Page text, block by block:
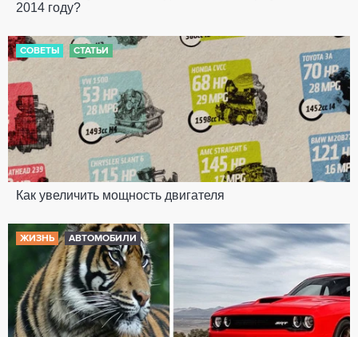
2014 году?
СОВЕТЫ СТАТЬИ
Как увеличить мощность двигателя
ЖИЗНЬ АВТОМОБИЛИ